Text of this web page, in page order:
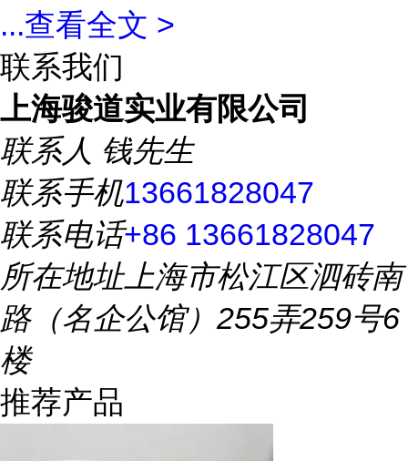
...查看全文 >
联系我们
上海骏道实业有限公司
联系人 钱先生
联系手机13661828047
联系电话+86 13661828047
所在地址上海市松江区泗砖南
路（名企公馆）255弄259号6
楼
推荐产品